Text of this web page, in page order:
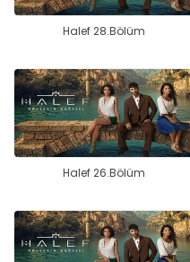
Halef 28.Bölüm
Halef 26.Bölüm